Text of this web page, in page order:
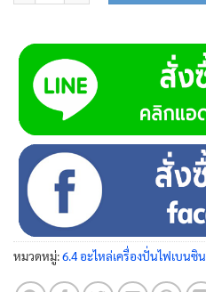
หมวดหมู่:6.4 อะไหล่เครื่องปั่นไฟเบนซิน